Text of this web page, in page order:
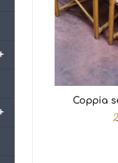
Coppia